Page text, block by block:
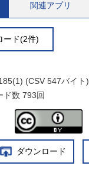
関連アプリ
ード(2件)
(CSV 547バイト)
ド数 793回
ダウンロード